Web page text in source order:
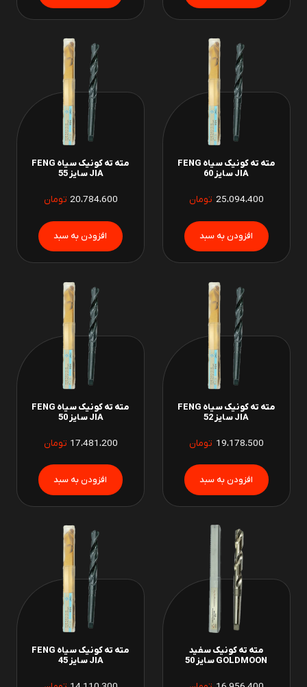
مته ته کونیک سیاه FENG
JIA سایز 60
25،094،400 تومان
مته ته کونیک سیاه FENG
JIA سایز 55
20،784،600 تومان
مته ته کونیک سیاه FENG
JIA سایز 52
19،178،500 تومان
مته ته کونیک سیاه FENG
JIA سایز 50
17،481،200 تومان
مته ته کونیک سفید
GOLDMOON سایز 50
مته ته کونیک سیاه FENG
JIA سایز 45